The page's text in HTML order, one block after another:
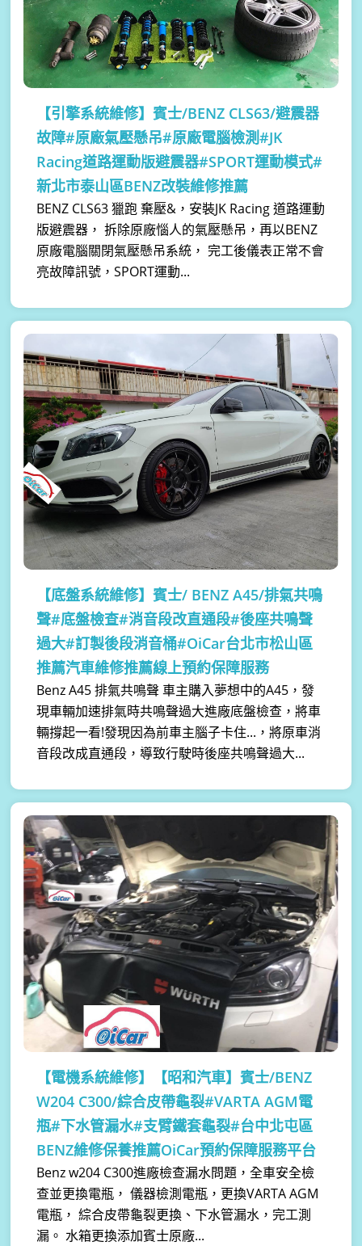
【引擎系統維修】賓士/BENZ CLS63/避震器
故障#原廠氣壓懸吊#原廠電腦檢測#JK
Racing道路運動版避震器#SPORT運動模式#
新北市泰山區BENZ改裝維修推薦
BENZ CLS63 獵跑 棄壓&，安裝JK Racing 道路運動
版避震器， 拆除原廠惱人的氣壓懸吊，再以BENZ
原廠電腦關閉氣壓懸吊系統， 完工後儀表正常不會
亮故障訊號，SPORT運動...
【底盤系統維修】賓士/ BENZ A45/排氣共鳴
聲#底盤檢查#消音段改直通段#後座共鳴聲
過大#訂製後段消音桶#OiCar台北市松山區
推薦汽車維修推薦線上預約保障服務
Benz A45 排氣共鳴聲 車主購入夢想中的A45，發
現車輛加速排氣時共鳴聲過大進廠底盤檢查，將車
輛撐起一看!發現因為前車主腦子卡住...，將原車消
音段改成直通段，導致行駛時後座共鳴聲過大...
【電機系統維修】
【昭和汽車】賓士/BENZ
W204 C300/綜合皮帶龜裂#VARTA AGM電
瓶#下水管漏水#支臂鐵套龜裂#台中北屯區
BENZ維修保養推薦OiCar預約保障服務平台
Benz w204 C300進廠檢查漏水問題，全車安全檢
查並更換電瓶， 儀器檢測電瓶，更換VARTA AGM
電瓶， 綜合皮帶龜裂更換、下水管漏水，完工測
漏。 水箱更換添加賓士原廠...